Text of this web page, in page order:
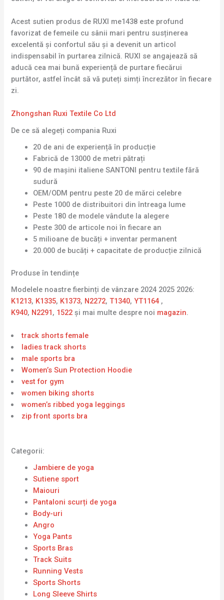
Acest sutien produs de RUXI me1438 este profund
favorizat de femeile cu sânii mari pentru susținerea
excelentă și confortul său și a devenit un articol
indispensabil în purtarea zilnică. RUXI se angajează să
aducă cea mai bună experiență de purtare fiecărui
purtător, astfel încât să vă puteți simți încrezător în fiecare
zi.
Zhongshan Ruxi Textile Co Ltd
De ce să alegeți compania Ruxi
20 de ani de experiență în producție
Fabrică de 13000 de metri pătrați
90 de mașini italiene SANTONI pentru textile fără
sudură
OEM/ODM pentru peste 20 de mărci celebre
Peste 1000 de distribuitori din întreaga lume
Peste 180 de modele vândute la alegere
Peste 300 de articole noi în fiecare an
5 milioane de bucăți + inventar permanent
20.000 de bucăți + capacitate de producție zilnică
Produse în tendințe
Modelele noastre fierbinți de vânzare 2024 2025 2026:
K1213, K1335, K1373, N2272,T1340,YT1164 ,
K940, N2291, 1522și mai multe despre noi magazin.
track shorts female
ladies track shorts
male sports bra
Women’s Sun Protection Hoodie
vest for gym
women biking shorts
women’s ribbed yoga leggings
zip front sports bra
Categorii:
Jambiere de yoga
Sutiene sport
Maiouri
Pantaloni scurți de yoga
Body-uri
Angro
Yoga Pants
Sports Bras
Track Suits
Running Vests
Sports Shorts
Long Sleeve Shirts